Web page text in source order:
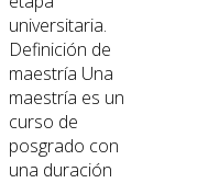
universitaria.
Definición de
maestría Una
maestría es un
curso de
posgrado con
una duración